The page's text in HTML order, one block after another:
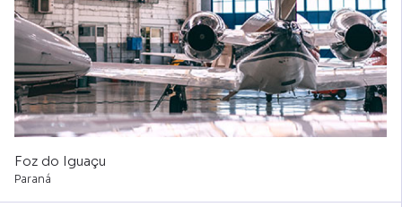
Foz do Iguaçu
Paraná